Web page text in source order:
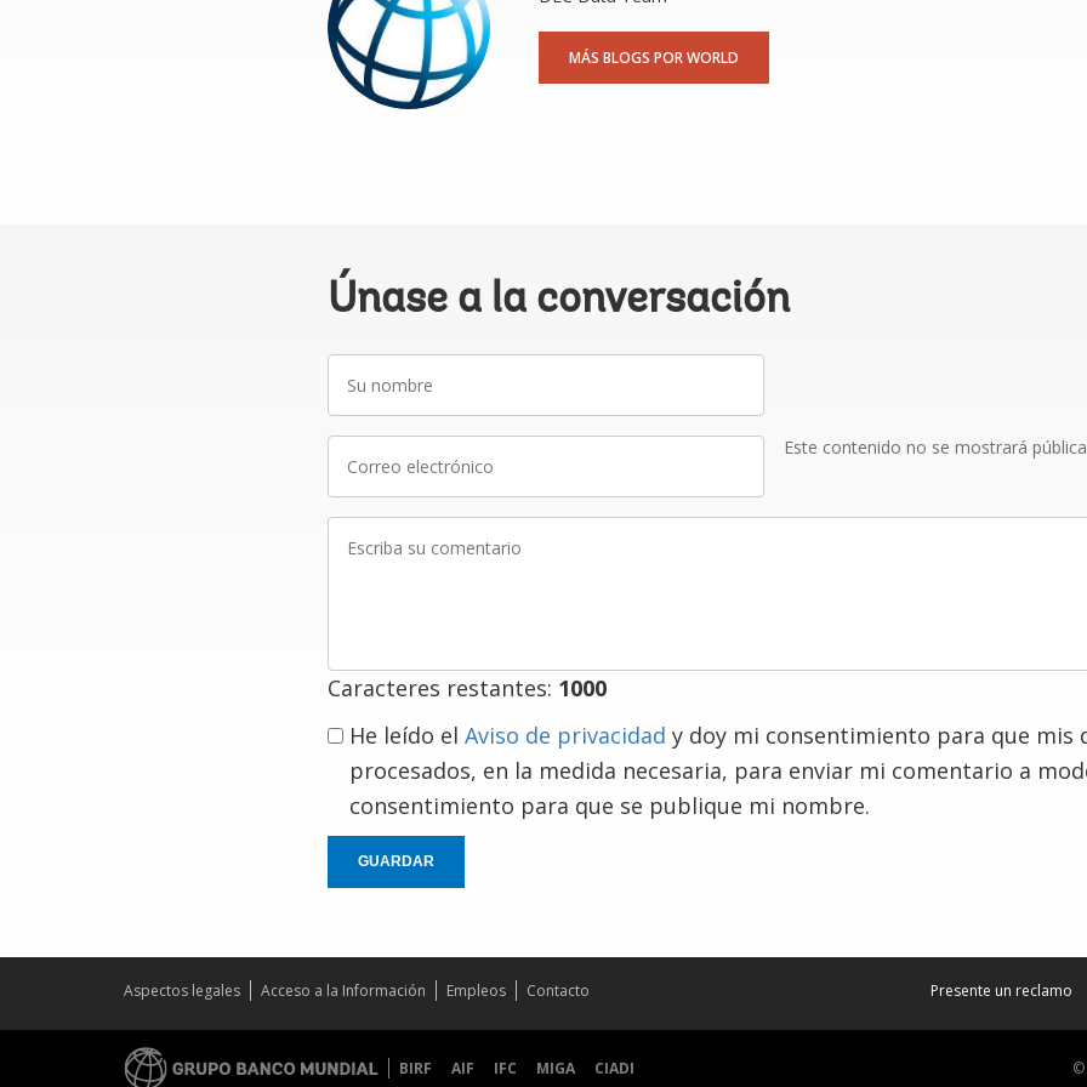
MÁS BLOGS POR WORLD
Únase a la conversación
nombre
electrónico
Este contenido no se mostrará
Caracteres restantes: 1000
He leído el Aviso de privacidad y doy mi consentimiento para que mis
procesados, en la medida necesaria, para enviar mi comentario a
consentimiento para que se publique mi nombre.
GUARDAR
Aspectos legales Acceso a la Información Empleos Contacto Presente un reclamo
BIRF AIF IFC MIGA CIADI ©